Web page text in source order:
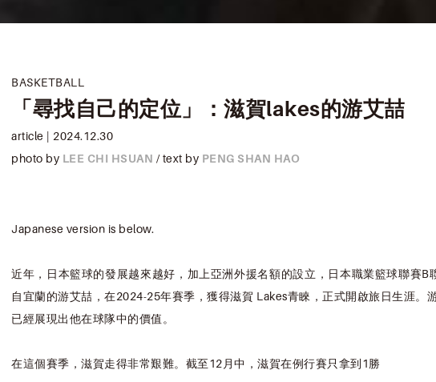
BASKETBALL
「尋找自己的定位」：滋賀lakes的游艾喆
article | 2024.12.30
photo by LEE CHI HSUAN / text by PENG SHAN HAO
Japanese version is below.
近年，日本籃球的發展越來越好，加上亞洲外援名額的設立，日本職業籃球聯賽
自宜蘭的游艾喆，在2024-25年賽季，獲得滋賀 Lakes青睞，正式開啟旅日生涯。
已經展現出他在球隊中的價值。
在這個賽季，滋賀走得非常艱難。截至12月中，滋賀在例行賽只拿到1勝